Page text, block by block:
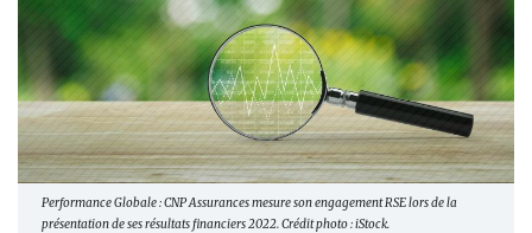
Performance Globale : CNP Assurances mesure son engagement RSE lors de la
présentation de ses résultats financiers 2022. Crédit photo : iStock.